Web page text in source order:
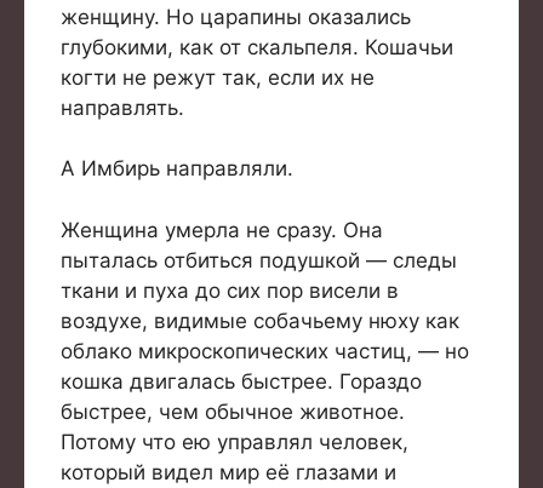
женщину. Но царапины оказались
глубокими, как от скальпеля. Кошачьи
когти не режут так, если их не
направлять.
А Имбирь направляли.
Женщина умерла не сразу. Она
пыталась отбиться подушкой — следы
ткани и пуха до сих пор висели в
воздухе, видимые собачьему нюху как
облако микроскопических частиц, — но
кошка двигалась быстрее. Гораздо
быстрее, чем обычное животное.
Потому что ею управлял человек,
который видел мир её глазами и